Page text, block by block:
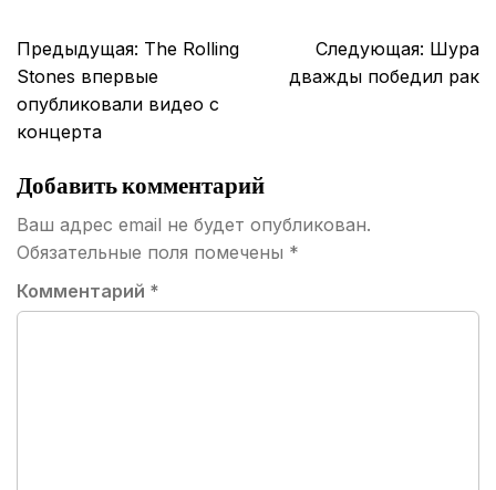
Навигация
по
записям
Предыдущая: The Rolling
Stones впервые
опубликовали видео с
концерта
Следующая: Шура
дважды победил рак
Добавить комментарий
Ваш адрес email не будет опубликован.
Обязательные поля помечены *
Комментарий *